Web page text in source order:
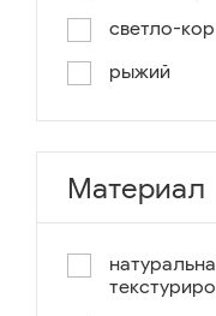
светло-
рыжий
серо-
светло-
чёрный-
Материал